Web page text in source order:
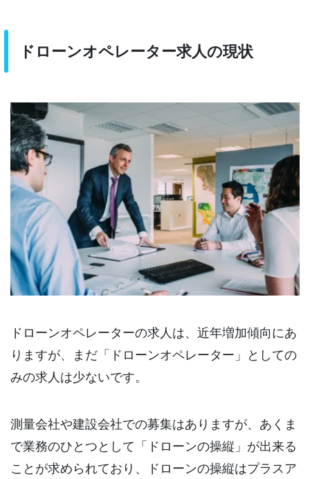
ドローンオペレーター求人の現状
ドローンオペレーターの求人は、近年増加傾向にあ
りますが、まだ「ドローンオペレーター」としての
みの求人は少ないです。
測量会社や建設会社での募集はありますが、あくま
で業務のひとつとして「ドローンの操縦」が出来る
ことが求められており、ドローンの操縦はプラスア